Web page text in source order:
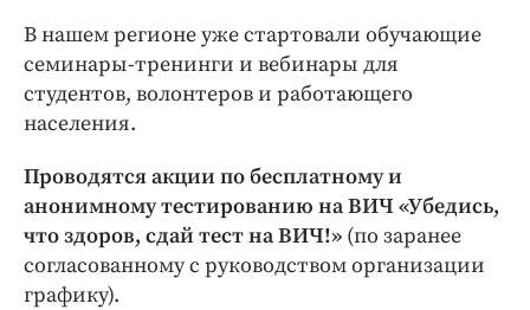
В нашем регионе уже стартовали обучающие
семинары-тренинги и вебинары для
студентов, волонтеров и работающего
населения.
Проводятся акции по бесплатному и
анонимному тестированию на ВИЧ «Убедись,
что здоров, сдай тест на ВИЧ!» (по заранее
согласованному с руководством организации
графику).